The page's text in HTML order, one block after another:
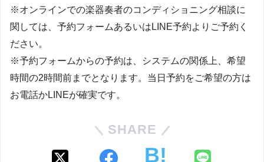
※オンラインでの楽器奏者のコンディショニング相談に
関しては、予約フォームあるいはLINE予約よりご予約く
ださい。
※予約フォームからの予約は、システムの関係上、希望
時間の2時間前までとなります。当日予約をご希望の方は
お電話かLINEが確実です。
SHARE